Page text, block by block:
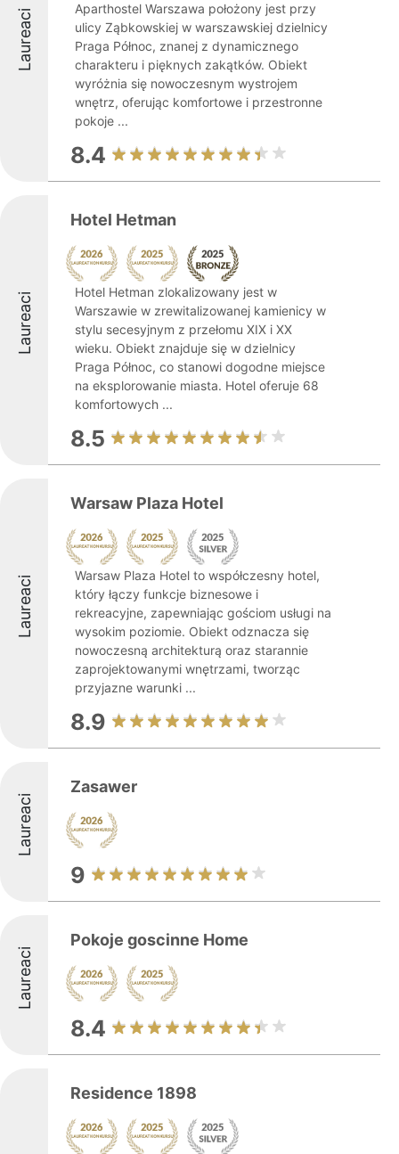
Laureaci
Aparthostel Warszawa położony jest przy
ulicy Ząbkowskiej w warszawskiej dzielnicy
Praga Północ, znanej z dynamicznego
charakteru i pięknych zakątków. Obiekt
wyróżnia się nowoczesnym wystrojem
wnętrz, oferując komfortowe i przestronne
pokoje ...
8.4
Laureaci
Hotel Hetman
Hotel Hetman zlokalizowany jest w
Warszawie w zrewitalizowanej kamienicy w
stylu secesyjnym z przełomu XIX i XX
wieku. Obiekt znajduje się w dzielnicy
Praga Północ, co stanowi dogodne miejsce
na eksplorowanie miasta. Hotel oferuje 68
komfortowych ...
8.5
Laureaci
Warsaw Plaza Hotel
Warsaw Plaza Hotel to współczesny hotel,
który łączy funkcje biznesowe i
rekreacyjne, zapewniając gościom usługi na
wysokim poziomie. Obiekt odznacza się
nowoczesną architekturą oraz starannie
zaprojektowanymi wnętrzami, tworząc
przyjazne warunki ...
8.9
Laureaci
Zasawer
9
Laureaci
Pokoje goscinne Home
8.4
Residence 1898